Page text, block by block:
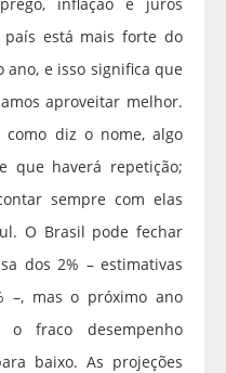
está mais forte do
e isso significa que
aproveitar melhor.
como diz o nome, algo
que haverá repetição;
sempre com elas
O Brasil pode fechar
dos 2% – estimativas
–, mas o próximo ano
o fraco desempenho
baixo. As projeções